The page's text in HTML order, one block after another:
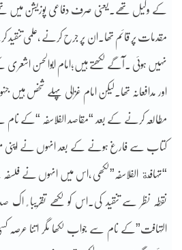
کے وکیل تھے۔یعنی صرف دفاعی پوزیشن میں
مقدمات پر قائم تھا۔ان پر جرح کرنے ،علمی
نہیں ہوئی ۔آگے لکھتے ہیں؛امام ابوالحسن
اور مدافعانہ تھا۔لیکن امام غزالی پہلے شخص ہیں
مطالعہ کرنے کے بعد “مقاصد الفلاسفہ “کے
کتاب سے فارغ ہونے کے بعد انہوں نے اپنی
“تہافة الفلاسفہ”لکھی ،اس میں انہوں نے
نقطہ نظر سے تنقید کی۔اس کو لکھے تقریبا
التہافت”کے نام سے جواب لکھا مگر اتنا عرصہ